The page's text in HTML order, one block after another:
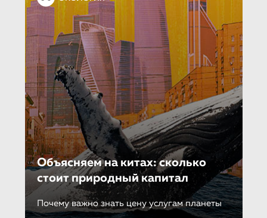
Объясняем на китах: сколько
стоит природный капитал
Почему важно знать цену услугам планеты